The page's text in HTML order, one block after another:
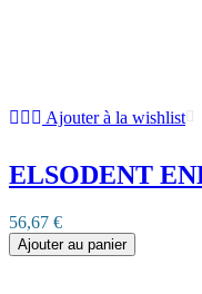
Ajouter à la wishlist
ELSODENT
56,67 €
Ajouter au panier